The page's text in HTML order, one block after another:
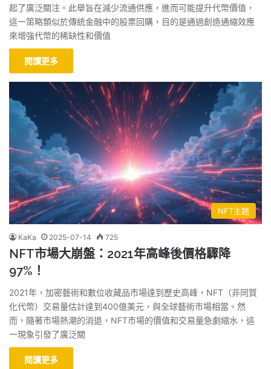
起了廣泛關注。此舉旨在減少流通供應，進而可能提升代幣價值，
這一策略類似於傳統金融中的股票回購，目的是通過創造通縮效應
來增強代幣的稀缺性和價值
閱讀更多
NFT主題
KaKa 2025-07-14 725
NFT市場大崩盤：2021年高峰後價格驟降
97%！
2021年，加密藝術和數位收藏品市場達到歷史高峰，NFT（非同質
化代幣）交易量估計達到400億美元，與全球藝術市場相當。然
而，隨著市場熱潮的消退，NFT市場的價值和交易量急劇縮水，這
一現象引發了廣泛關
閱讀更多